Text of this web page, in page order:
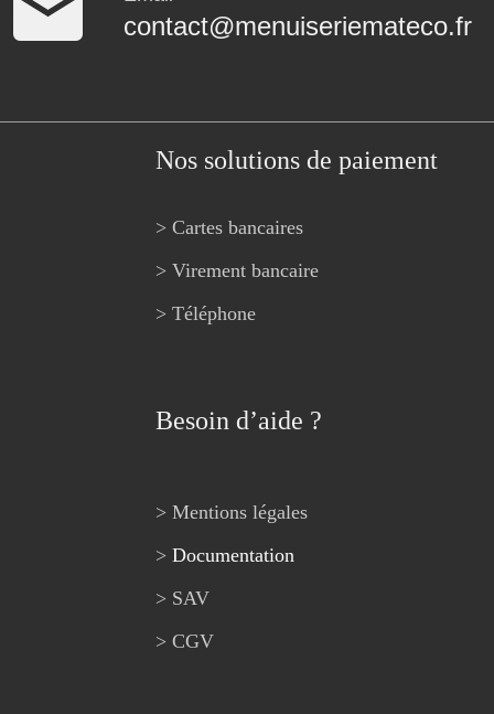
contact@menuiseriemateco.fr
Nos solutions de paiement
> Cartes bancaires
> Virement bancaire
> Téléphone
Besoin d’aide ?
> Mentions légales
> Documentation
> SAV
> CGV